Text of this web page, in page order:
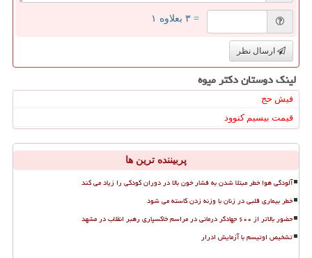
= ۳ بعلاوه ۱
ارسال نظر
لینک دوستان دكتر میوه
فیش حج
قیمت بیسیم کنوود
پربیننده ترین ها
آلودگی هوا خطر مبتلا شدن به فشار خون بالا در دوران کودکی را زیاد می کند
خطر بیماری قلبی در زنان با وزنه زدن کاسته می شود
حضور بالاتر از ۶۰۰ جهادگر درمانی در مراسم خاکسپاری رهبر انقلاب در مشهد
تشخیص اوتیسم با آزمایش ادرار